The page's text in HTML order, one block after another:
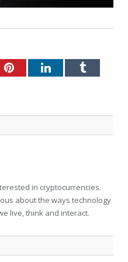
PinterestLinkedInTumblr
in cryptocurrencies.
about the ways technology
live, think and interact.